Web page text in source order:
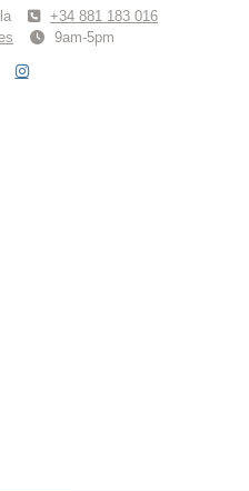
+34 881 183 016
9am-5pm
INSTAGRAM